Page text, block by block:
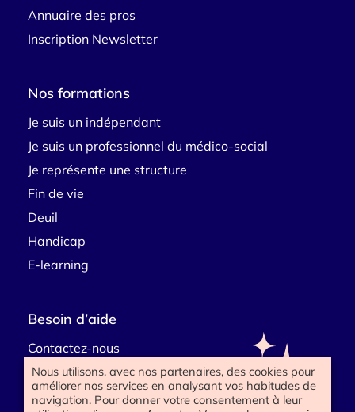
Annuaire des pros
Inscription Newsletter
Nos formations
Je suis un indépendant
Je suis un professionnel du médico-social
Je représente une structure
Fin de vie
Deuil
Handicap
E-learning
Besoin d’aide
Contactez-nous
Nous utilisons, avec nos partenaires, des cookies pour
améliorer nos services en analysant vos habitudes de
navigation. Pour donner votre consentement à leur